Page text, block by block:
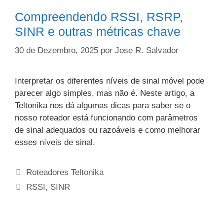
Compreendendo RSSI, RSRP,
SINR e outras métricas chave
30 de Dezembro, 2025 por Jose R. Salvador
Interpretar os diferentes níveis de sinal móvel pode
parecer algo simples, mas não é. Neste artigo, a
Teltonika nos dá algumas dicas para saber se o
nosso roteador está funcionando com parâmetros
de sinal adequados ou razoáveis e como melhorar
esses níveis de sinal.
Categorias
Roteadores Teltonika
Etiquetas
RSSI, SINR